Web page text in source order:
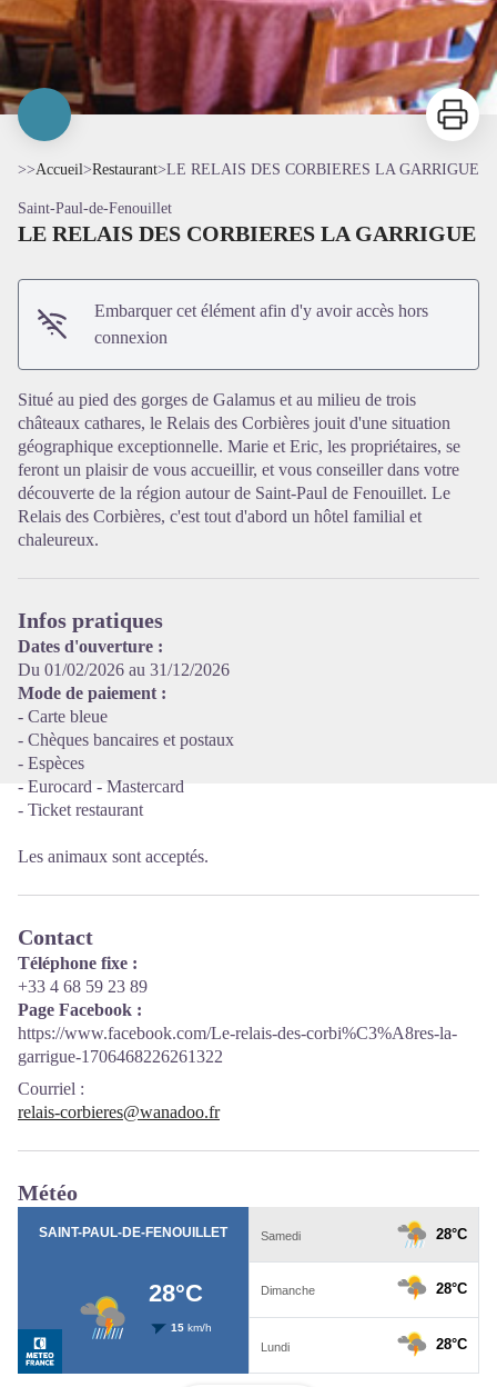
Voir l'image en plein écran
Imprimer
>>Accueil>Restaurant>LE RELAIS DES CORBIERES LA GARRIGUE
Saint-Paul-de-Fenouillet
LE RELAIS DES CORBIERES LA GARRIGUE
Embarquer cet élément afin d'y avoir accès hors
connexion
Situé au pied des gorges de Galamus et au milieu de trois
châteaux cathares, le Relais des Corbières jouit d'une situation
géographique exceptionnelle. Marie et Eric, les propriétaires, se
feront un plaisir de vous accueillir, et vous conseiller dans votre
découverte de la région autour de Saint-Paul de Fenouillet. Le
Relais des Corbières, c'est tout d'abord un hôtel familial et
chaleureux.
Infos pratiques
Dates d'ouverture :
Du 01/02/2026 au 31/12/2026
Mode de paiement :
- Carte bleue
- Chèques bancaires et postaux
- Espèces
- Eurocard - Mastercard
- Ticket restaurant
Les animaux sont acceptés.
Contact
Téléphone fixe :
+33 4 68 59 23 89
Page Facebook :
https://www.facebook.com/Le-relais-des-corbi%C3%A8res-la-
garrigue-1706468226261322
Courriel :
relais-corbieres@wanadoo.fr
Météo